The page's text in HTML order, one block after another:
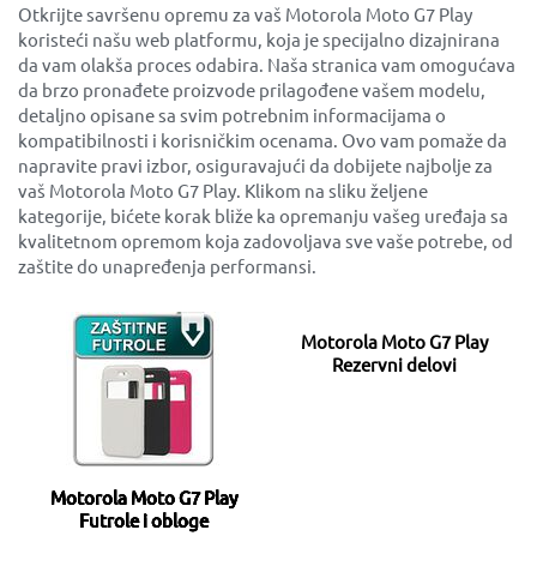
Otkrijte savršenu opremu za vaš Motorola Moto G7 Play
koristeći našu web platformu, koja je specijalno dizajnirana
da vam olakša proces odabira. Naša stranica vam omogućava
da brzo pronađete proizvode prilagođene vašem modelu,
detaljno opisane sa svim potrebnim informacijama o
kompatibilnosti i korisničkim ocenama. Ovo vam pomaže da
napravite pravi izbor, osiguravajući da dobijete najbolje za
vaš Motorola Moto G7 Play. Klikom na sliku željene
kategorije, bićete korak bliže ka opremanju vašeg uređaja sa
kvalitetnom opremom koja zadovoljava sve vaše potrebe, od
zaštite do unapređenja performansi.
Motorola Moto G7 Play
Futrole i obloge
Motorola Moto G7 Play
Rezervni delovi